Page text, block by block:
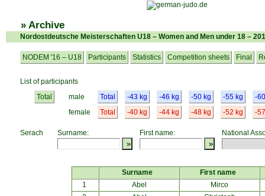
» Archive
Nordostdeutsche Meisterschaften U18 – Women and Men under 18 –
NODEM '16 – U18 Participants Statistics Competition sheets Final
List of participants
Total
male
female
Total
Total
-43 kg -46 kg -50 kg -55 kg
-
-40 kg
-44 kg -48 kg -52 kg -
Serach Surname: First name: National
Surname
First name
1
Abel
Mirco